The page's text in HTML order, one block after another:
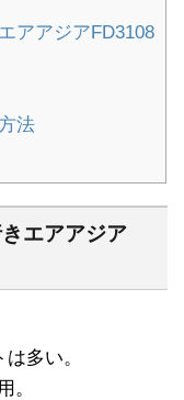
アアジアFD3108
法
エアアジア
多い。
。